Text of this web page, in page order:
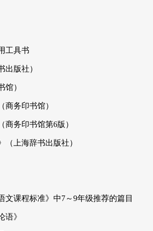
工具书
出版社）
馆）
商务印书馆）
商务印书馆第6版）
（上海辞书出版社）
文课程标准》中7～9年级推荐的篇目
语》